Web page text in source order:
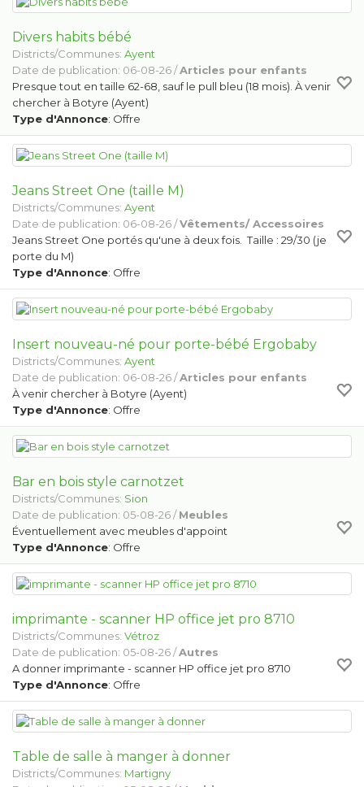
Divers habits bébé
Districts/Communes: Ayent
Date de publication: 06-08-26 /Articles pour enfants
Presque tout en taille 62-68, sauf le pull bleu (18 mois). À venir
chercher à Botyre (Ayent)
Type d'Annonce: Offre
Jeans Street One (taille M)
Districts/Communes: Ayent
Date de publication: 06-08-26 /Vêtements/ Accessoires
Jeans Street One portés qu'une à deux fois. Taille : 29/30 (je
porte du M)
Type d'Annonce: Offre
Insert nouveau-né pour porte-bébé Ergobaby
Districts/Communes: Ayent
Date de publication: 06-08-26 /Articles pour enfants
À venir chercher à Botyre (Ayent)
Type d'Annonce: Offre
Bar en bois style carnotzet
Districts/Communes: Sion
Date de publication: 05-08-26 /Meubles
Éventuellement avec meubles d'appoint
Type d'Annonce: Offre
imprimante - scanner HP office jet pro 8710
Districts/Communes: Vétroz
Date de publication: 05-08-26 /Autres
A donner imprimante - scanner HP office jet pro 8710
Type d'Annonce: Offre
Table de salle à manger à donner
Districts/Communes: Martigny